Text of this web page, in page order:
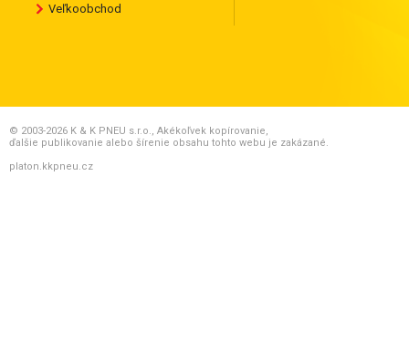
Veľkoobchod
© 2003-2026 K & K PNEU s.r.o., Akékoľvek kopírovanie,
ďalšie publikovanie alebo šírenie obsahu tohto webu je zakázané.
platon.kkpneu.cz